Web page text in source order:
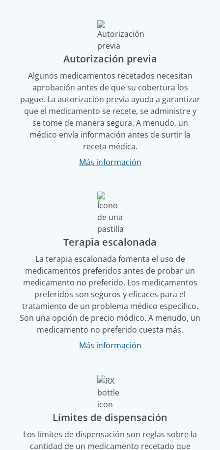
Autorización previa
Algunos medicamentos recetados necesitan
aprobación antes de que su cobertura los
pague. La autorización previa ayuda a garantizar
que el medicamento se recete, se administre y
se tome de manera segura. A menudo, un
médico envía información antes de surtir la
receta médica.
Más información
Terapia escalonada
La terapia escalonada fomenta el uso de
medicamentos preferidos antes de probar un
medicamento no preferido. Los medicamentos
preferidos son seguros y eficaces para el
tratamiento de un problema médico específico.
Son una opción de precio módico. A menudo, un
medicamento no preferido cuesta más.
Más información
Límites de dispensación
Los límites de dispensación son reglas sobre la
cantidad de un medicamento recetado que